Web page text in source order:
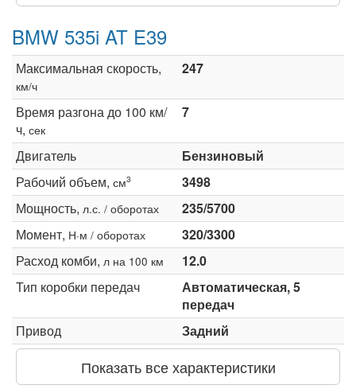
BMW 535i AT E39
Максимальная скорость,
км/ч
247
Время разгона до 100 км/
ч, сек
7
Двигатель
Бензиновый
Рабочий объем, см3
3498
Мощность, л.с. / оборотах
235/5700
Момент, Н·м / оборотах
320/3300
Расход комби, л на 100 км
12.0
Тип коробки передач
Автоматическая, 5
передач
Привод
Задний
Показать все характеристики